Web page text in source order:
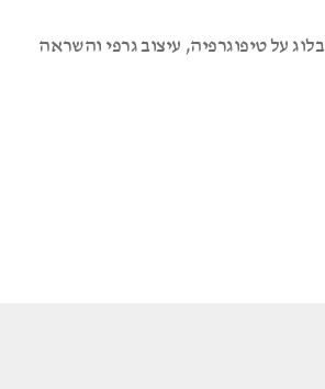
בלוג על טיפוגרפיה, עיצוב גרפי והשראה